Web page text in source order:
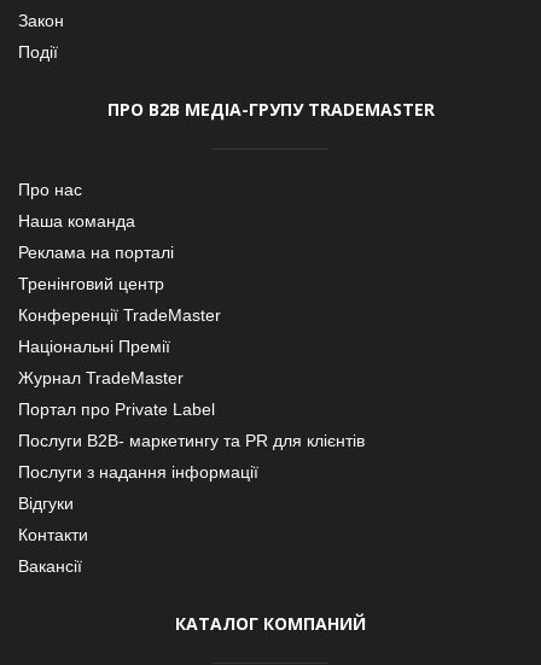
Закон
Події
ПРО В2В МЕДІА-ГРУПУ TRADEMASTER
Про нас
Наша команда
Реклама на порталі
Тренінговий центр
Конференції TradeMaster
Національні Премії
Журнал TradeMaster
Портал про Private Label
Послуги В2В- маркетингу та PR для клієнтів
Послуги з надання інформації
Відгуки
Контакти
Вакансії
КАТАЛОГ КОМПАНИЙ